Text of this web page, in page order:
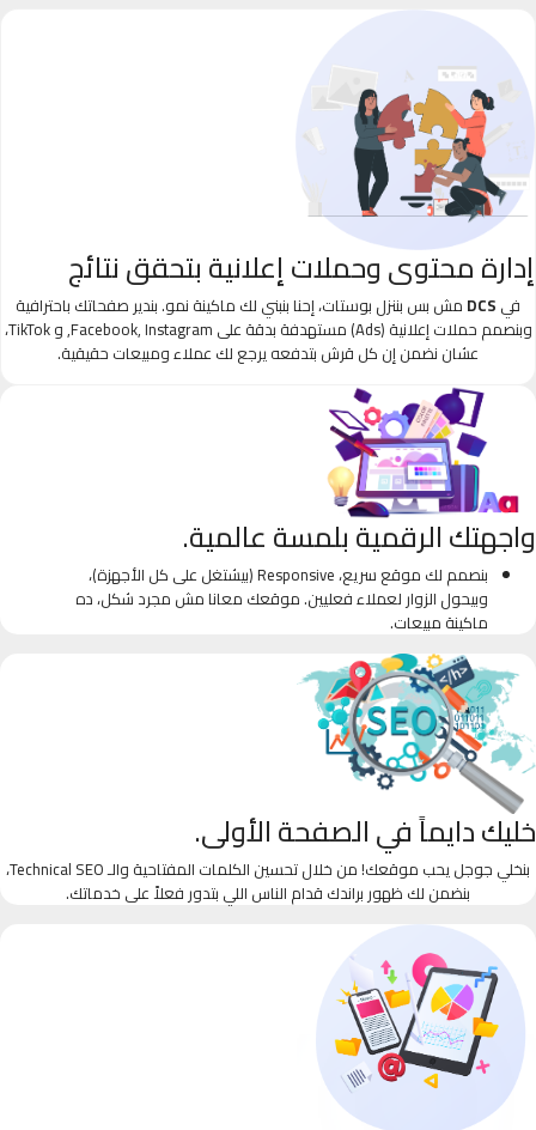
إدارة محتوى وحملات إعلانية بتحقق نتائج
في DCS مش بس بننزل بوستات، إحنا بنبني لك ماكينة نمو. بندير صفحاتك باحترافية
وبنصمم حملات إعلانية (Ads) مستهدفة بدقة على Facebook, Instagram, و TikTok،
عشان نضمن إن كل قرش بتدفعه يرجع لك عملاء ومبيعات حقيقية.
واجهتك الرقمية بلمسة عالمية.
بنصمم لك موقع سريع، Responsive (بيشتغل على كل الأجهزة)،
وبيحول الزوار لعملاء فعليين. موقعك معانا مش مجرد شكل، ده
ماكينة مبيعات.
خليك دايماً في الصفحة الأولى.
بنخلي جوجل يحب موقعك! من خلال تحسين الكلمات المفتاحية والـ Technical SEO،
بنضمن لك ظهور براندك قدام الناس اللي بتدور فعلاً على خدماتك.